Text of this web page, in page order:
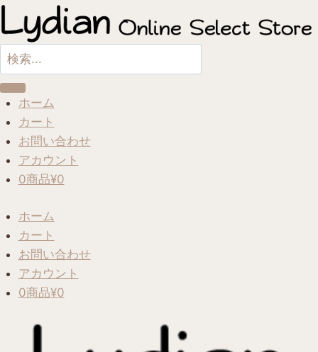
内
容
を
ス
キ
ッ
プ
Search
...
ホーム
カート
お問い合わせ
アカウント
0商品¥0
ホーム
カート
お問い合わせ
アカウント
0商品¥0